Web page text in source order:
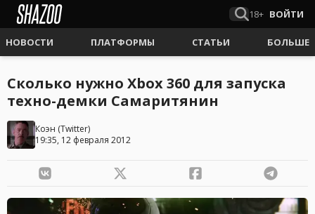
18+ ВОЙТИ
НОВОСТИ ПЛАТФОРМЫ СТАТЬИ БОЛЬШЕ
Сколько нужно Xbox 360 для запуска
техно-демки Самаритянин
Коэн (Twitter)
19:35, 12 февраля 2012